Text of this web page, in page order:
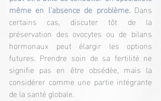
même en l’absence de problème. Dans
certains cas, discuter tôt de la
préservation des ovocytes ou de bilans
hormonaux peut élargir les options
futures. Prendre soin de sa fertilité ne
signifie pas en être obsédée, mais la
considérer comme une partie intégrante
de la santé globale.